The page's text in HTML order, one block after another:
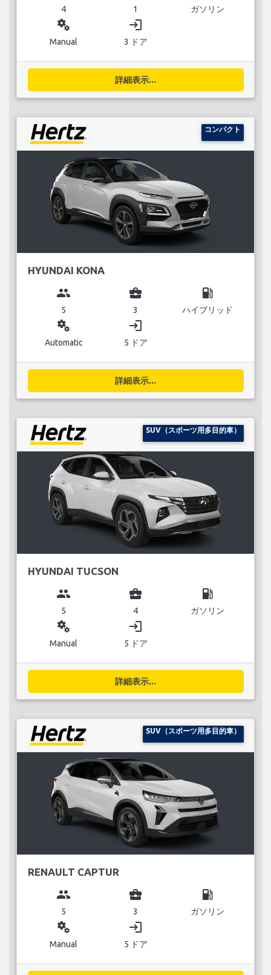
4 1 ガソリン
miscellaneous_services
Manual
login
3 ドア
詳細表示...
コンパクト
HYUNDAI KONA
group
5
business_center
3
local_gas_station
ハイブリッド
miscellaneous_services
Automatic
login
5 ドア
詳細表示...
SUV（スポーツ用多目的車）
HYUNDAI TUCSON
group
5
business_center
4
local_gas_station
ガソリン
miscellaneous_services
Manual
login
5 ドア
詳細表示...
SUV（スポーツ用多目的車）
RENAULT CAPTUR
group
5
business_center
3
local_gas_station
ガソリン
miscellaneous_services
Manual
login
5 ドア